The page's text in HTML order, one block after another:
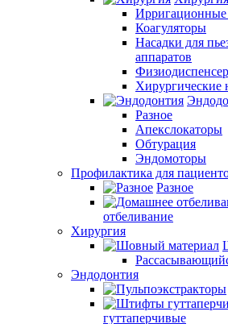
Ирригационные
Коагуляторы
Насадки для
аппаратов
Хирургические
Разное
Апекслокаторы
Обтурация
Эндомоторы
Профилактика для
Разное
отбеливание
Хирургия
Эндодонтия
гуттаперчивые